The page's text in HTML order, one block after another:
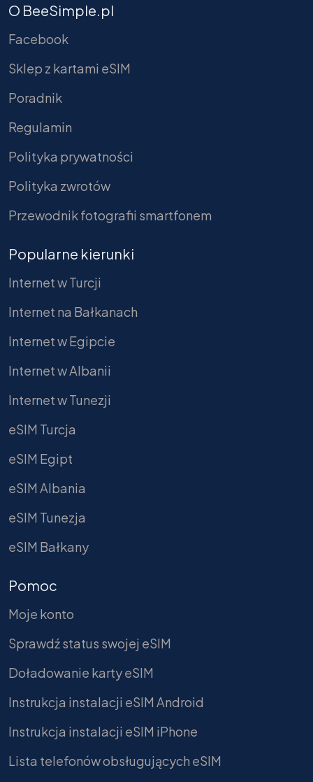
O BeeSimple.pl
Facebook
Sklep z kartami eSIM
Poradnik
Regulamin
Polityka prywatności
Polityka zwrotów
Przewodnik fotografii smartfonem
Popularne kierunki
Internet w Turcji
Internet na Bałkanach
Internet w Egipcie
Internet w Albanii
Internet w Tunezji
eSIM Turcja
eSIM Egipt
eSIM Albania
eSIM Tunezja
eSIM Bałkany
Pomoc
Moje konto
Sprawdź status swojej eSIM
Doładowanie karty eSIM
Instrukcja instalacji eSIM Android
Instrukcja instalacji eSIM iPhone
Lista telefonów obsługujących eSIM